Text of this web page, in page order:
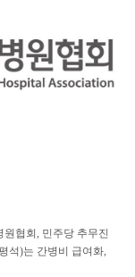
원협회, 민주당 추무진
석)는 간병비 급여화,
더불...